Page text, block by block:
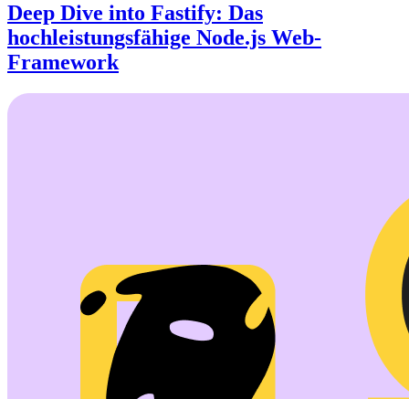
Deep Dive into Fastify: Das
hochleistungsfähige Node.js Web-
Framework